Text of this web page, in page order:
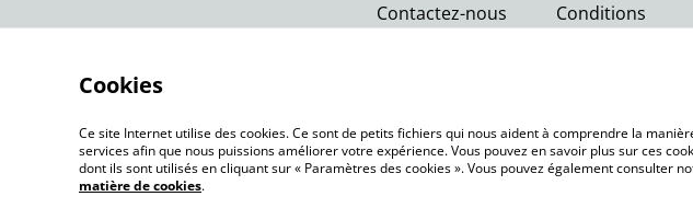
Contactez-nous Conditions
©2026vk créations
Cookies
Ce site Internet utilise des cookies. Ce sont de petits fichiers qui nous aident à comprendre la
services afin que nous puissions améliorer votre expérience. Vous pouvez en savoir plus sur ces
dont ils sont utilisés en cliquant sur « Paramètres des cookies ». Vous pouvez également consulter
matière de cookies.